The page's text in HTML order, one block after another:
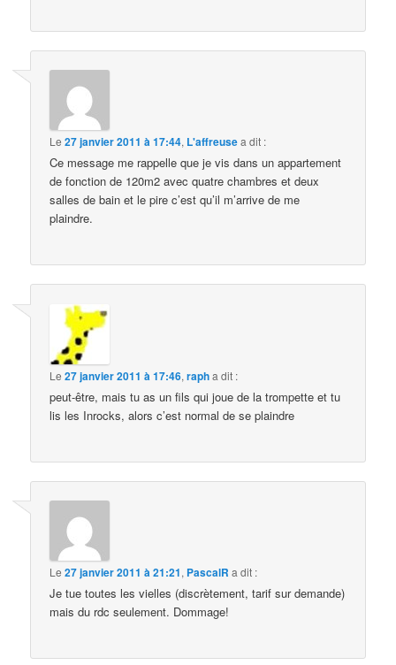
Le27 janvier 2011 à 17:44, L'affreusea dit :
Ce message me rappelle que je vis dans un appartement
de fonction de 120m2 avec quatre chambres et deux
salles de bain et le pire c’est qu’il m’arrive de me
plaindre.
Le27 janvier 2011 à 17:46,rapha dit :
peut-être, mais tu as un fils qui joue de la trompette et tu
lis les Inrocks, alors c’est normal de se plaindre
Le27 janvier 2011 à 21:21, PascalR a dit :
Je tue toutes les vielles (discrètement, tarif sur demande)
mais du rdc seulement. Dommage!